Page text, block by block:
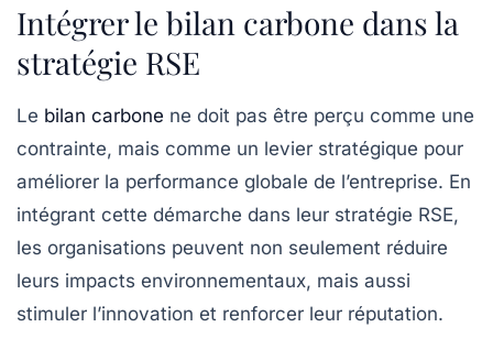
Intégrer le bilan carbone dans la
stratégie RSE
Le bilan carbone ne doit pas être perçu comme une
contrainte, mais comme un levier stratégique pour
améliorer la performance globale de l’entreprise. En
intégrant cette démarche dans leur stratégie RSE,
les organisations peuvent non seulement réduire
leurs impacts environnementaux, mais aussi
stimuler l’innovation et renforcer leur réputation.